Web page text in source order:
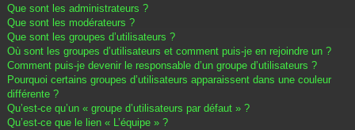
Que sont les administrateurs ?
Que sont les modérateurs ?
Que sont les groupes d’utilisateurs ?
Où sont les groupes d’utilisateurs et comment puis-je en rejoindre un ?
Comment puis-je devenir le responsable d’un groupe d’utilisateurs ?
Pourquoi certains groupes d’utilisateurs apparaissent dans une couleur
différente ?
Qu’est-ce qu’un « groupe d’utilisateurs par défaut » ?
Qu’est-ce que le lien « L’équipe » ?